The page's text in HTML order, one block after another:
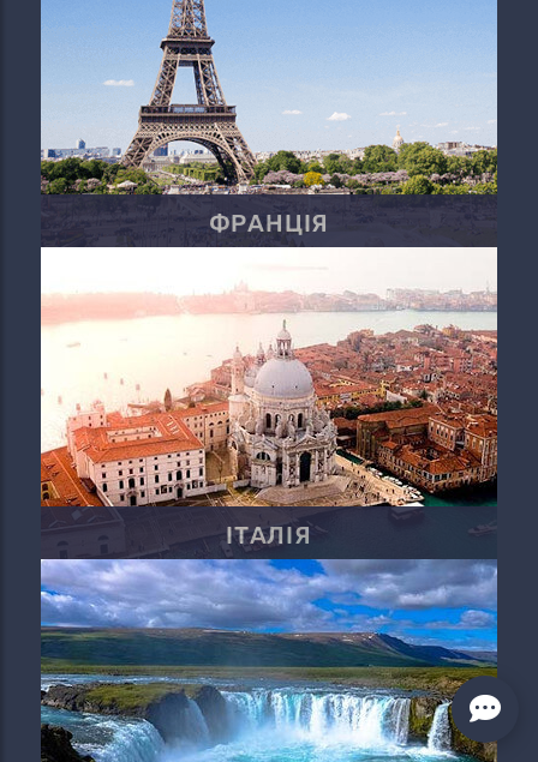
ФРАНЦІЯ
ІТАЛІЯ